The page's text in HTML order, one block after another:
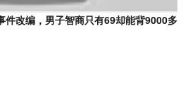
件改编，男子智商只有69却能背9000多